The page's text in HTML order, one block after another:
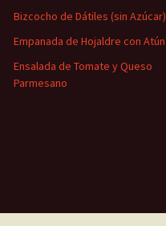
Bizcocho de Dátiles (sin Azúcar)
Empanada de Hojaldre con Atún
Ensalada de Tomate y Queso
Parmesano